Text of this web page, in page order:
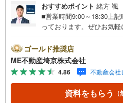
おすすめポイント 緒方 颯
■営業時間9:00～18:30上
っております。ぜひお気
ご希望の日時をご記入いた
可能です。■ご来店特典1.
入でもれなく3、000円の
限り後日郵送）2.未公開の
入、ご売却、太陽光発電
介でもれなくQUOカード
ゴールド推奨店
ME不動産埼京株式会社
4.86 不動産会
資料をもらう